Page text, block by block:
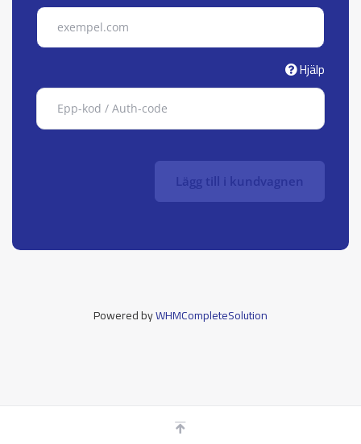
Hjälp
Lägg till i kundvagnen
Powered byWHMCompleteSolution